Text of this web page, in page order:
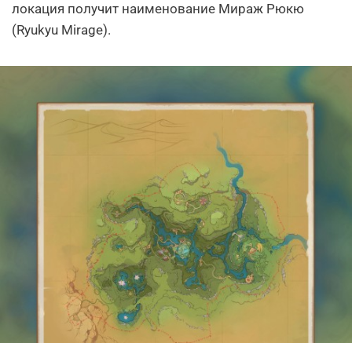
локация получит наименование Мираж Рюкю
(Ryukyu Mirage).